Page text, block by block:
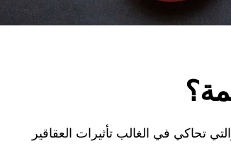
تحاكي في الغالب تأثيرات العقاقير